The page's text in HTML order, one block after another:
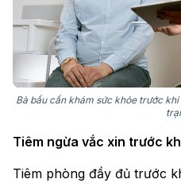
Bà bầu cần khám sức khỏe trước
Tiêm ngừa vắc xin trước
Tiêm phòng đầy đủ trước